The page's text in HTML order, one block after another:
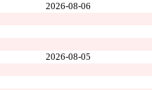
2026-08-06
2026-08-05